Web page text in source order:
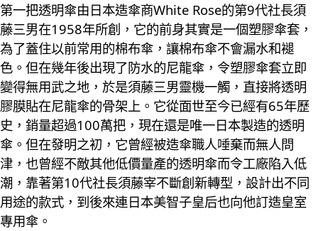
第一把透明傘由日本造傘商White Rose的第9代社長須
藤三男在1958年所創，它的前身其實是一個塑膠傘套，
為了蓋住以前常用的棉布傘，讓棉布傘不會漏水和褪
色。但在幾年後出現了防水的尼龍傘，令塑膠傘套立即
變得無用武之地，於是須藤三男靈機一觸，直接將透明
膠膜貼在尼龍傘的骨架上。它從面世至今已經有65年歷
史，銷量超過100萬把，現在還是唯一日本製造的透明
傘。但在發明之初，它曾經被造傘職人唾棄而無人問
津，也曾經不敵其他低價量產的透明傘而令工廠陷入低
潮，靠著第10代社長須藤宰不斷創新轉型，設計出不同
用途的款式，到後來連日本美智子皇后也向他訂造皇室
專用傘。